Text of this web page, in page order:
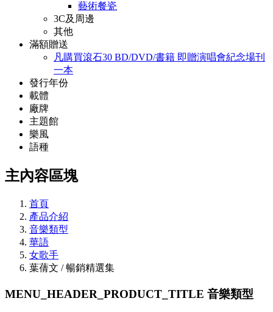
藝術餐瓷
3C及周邊
其他
滿額贈送
凡購買滾石30 BD/DVD/書籍 即贈演唱會紀念場刊
一本
發行年份
載體
廠牌
主題館
樂風
語種
主內容區塊
首頁
產品介紹
音樂類型
華語
女歌手
葉蒨文 / 暢銷精選集
MENU_HEADER_PRODUCT_TITLE 音樂類型